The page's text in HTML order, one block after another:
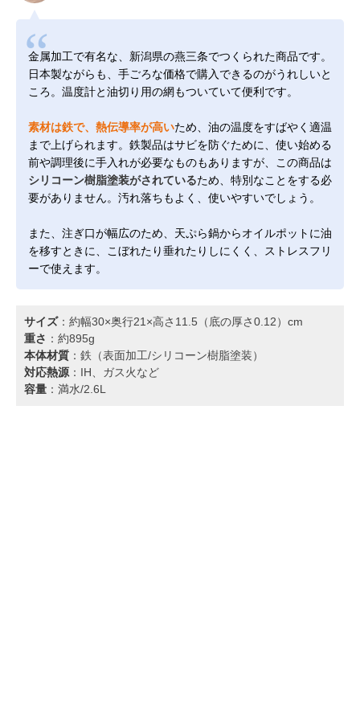
金属加工で有名な、新潟県の燕三条でつくられた商品です。
日本製ながらも、手ごろな価格で購入できるのがうれしいと
ころ。温度計と油切り用の網もついていて便利です。
素材は鉄で、熱伝導率が高いため、油の温度をすばやく適温
まで上げられます。鉄製品はサビを防ぐために、使い始める
前や調理後に手入れが必要なものもありますが、この商品は
シリコーン樹脂塗装がされているため、特別なことをする必
要がありません。汚れ落ちもよく、使いやすいでしょう。
また、注ぎ口が幅広のため、天ぷら鍋からオイルポットに油
を移すときに、こぼれたり垂れたりしにくく、ストレスフリ
ーで使えます。
サイズ：約幅30×奥行21×高さ11.5（底の厚さ0.12）cm
重さ ：約895g
本体材質 ：鉄（表面加工/シリコーン樹脂塗装）
対応熱源 ：IH、ガス火など
容量 ：満水/2.6L